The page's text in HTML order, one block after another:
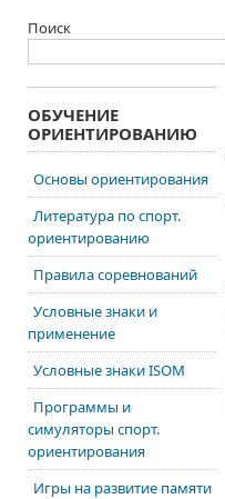
Поиск
ОБУЧЕНИЕ
ОРИЕНТИРОВАНИЮ
Основы ориентирования
Литература по спорт.
ориентированию
Правила соревнований
Условные знаки и
применение
Условные знаки ISOM
Программы и
симуляторы спорт.
ориентирования
Игры на развитие памяти